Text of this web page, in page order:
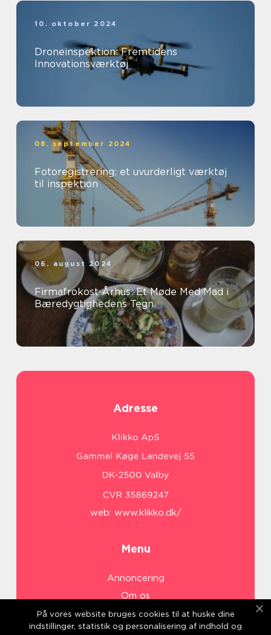
10. oktober 2024
Droneinspektion: Fremtidens
Innovationsværktøj
08. september 2024
Fotoregistrering: et uvurderligt værktøj
til inspektion
06. august 2024
Firmafrokost Århus: Et Møde Med Mad i
Bæredygtighedens Tegn
Adresse
web: www.klikko.dk/
Menu
Annoncering
Om os
Cookies
Kontakt os
På vores website bruges cookies til at huske dine
indstillinger, statistik og personalisering af indhold og